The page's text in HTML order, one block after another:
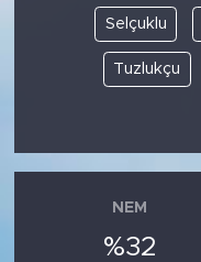
Selçuklu
Tuzlukçu
NEM
%32